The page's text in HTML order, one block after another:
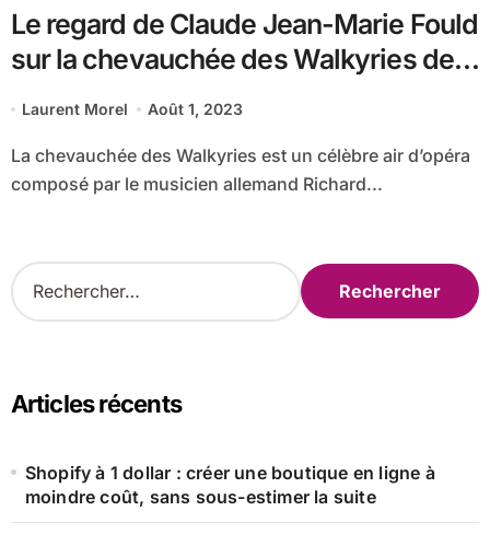
Le regard de Claude Jean-Marie Fould
sur la chevauchée des Walkyries de
Richard Wagner
Laurent Morel Août 1, 2023
La chevauchée des Walkyries est un célèbre air d’opéra
composé par le musicien allemand Richard...
R
e
c
e
Articles récents
Shopify à 1 dollar : créer une boutique en ligne à
moindre coût, sans sous-estimer la suite